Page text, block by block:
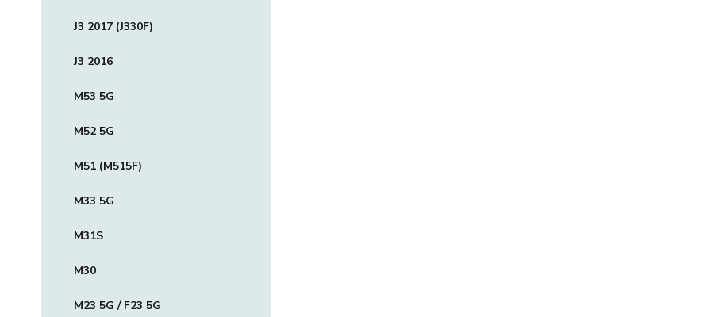
J3 2017 (J330F)
J3 2016
M53 5G
M52 5G
M51 (M515F)
M33 5G
M31S
M30
M23 5G / F23 5G